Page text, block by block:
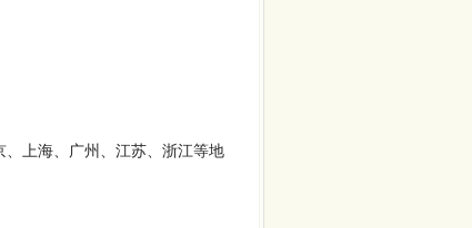
、上海、广州、江苏、浙江等地